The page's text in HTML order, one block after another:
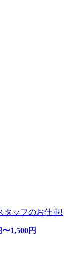
タッフのお仕事!
〜1,500円